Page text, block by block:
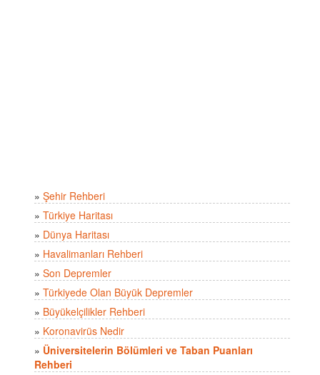
» Şehir Rehberi
» Türkiye Haritası
» Dünya Haritası
» Havalimanları Rehberi
» Son Depremler
» Türkiyede Olan Büyük Depremler
» Büyükelçilikler Rehberi
» Koronavirüs Nedir
» Üniversitelerin Bölümleri ve Taban Puanları
Rehberi